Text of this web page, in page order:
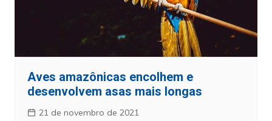
Aves amazônicas encolhem e
desenvolvem asas mais longas
21 de novembro de 2021